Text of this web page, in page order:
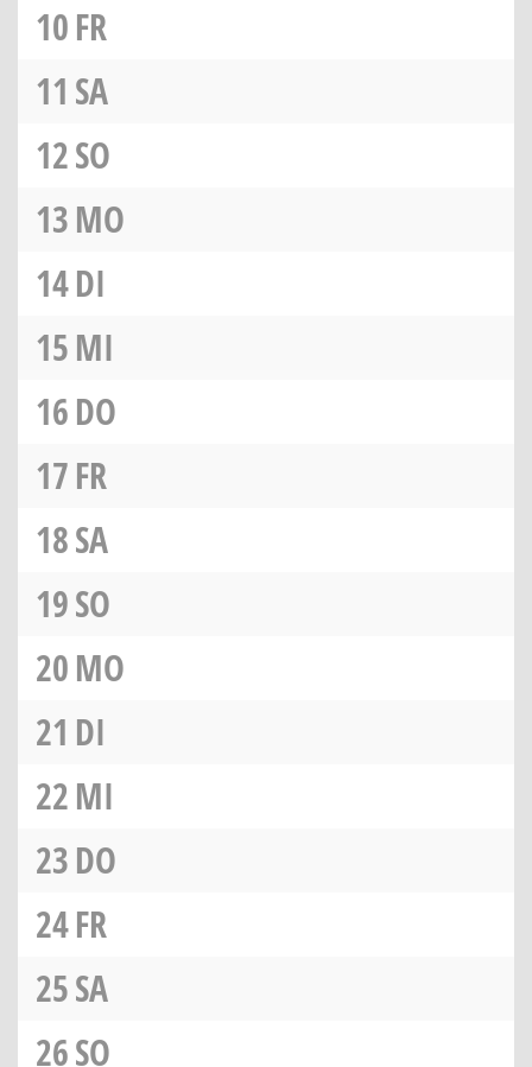
10FR
11 SA
12SO
13MO
14DI
15MI
16DO
17FR
18SA
19SO
20MO
21 DI
22MI
23DO
24FR
25SA
26SO